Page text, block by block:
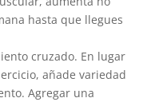
hasta que llegues
cruzado. En lugar
añade variedad
Agregar una